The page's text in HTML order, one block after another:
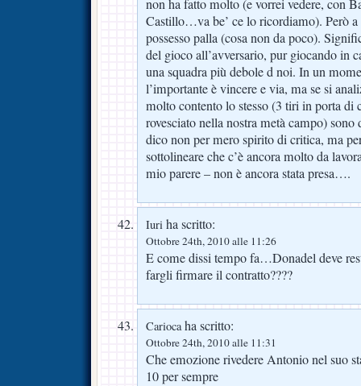
non ha fatto molto (e vorrei vedere, con
Castillo…va be’ ce lo ricordiamo). Però
possesso palla (cosa non da poco).
del gioco all’avversario, pur giocando in
una squadra più debole d noi. In un
l’importante è vincere e via, ma se si
molto contento lo stesso (3 tiri in porta di
rovesciato nella nostra metà campo)
dico non per mero spirito di critica, ma
sottolineare che c’è ancora molto da
mio parere – non è ancora stata presa….
Iuri ha scritto:
Ottobre 24th, 2010 alle 11:26
E come dissi tempo fa…Donadel deve
fargli firmare il contratto????
Cariocaha scritto:
Ottobre 24th, 2010 alle 11:31
Che emozione rivedere Antonio nel suo
10 per sempre